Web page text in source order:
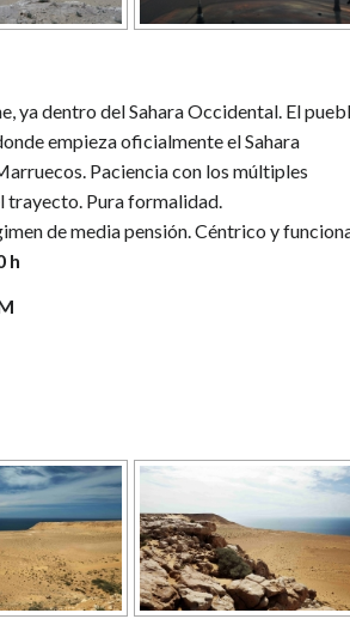
ya dentro del Sahara Occidental. El
empieza oficialmente el Sahara
Paciencia con los múltiples
trayecto. Pura formalidad.
de media pensión. Céntrico y
h